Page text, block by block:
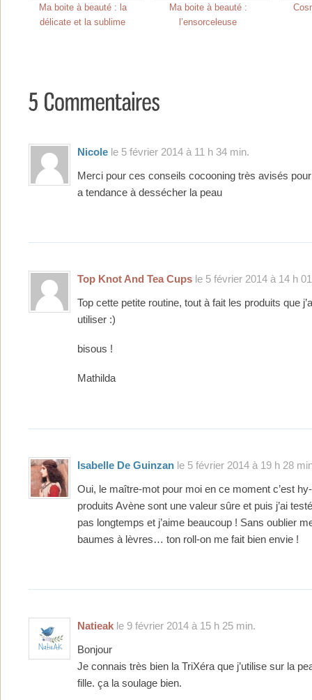
Ma boite à beauté : la
délicate et la sublime
Ma boite à beauté :
l’ensorceleuse
Nicole le 5 février 2014 à 11 h 34 min.
Merci pour ces conseils cocooning très avisés pour
a tendance à dessécher la peau
Top Knot And Tea Cups le 5 février 2014 à 14 h
Top cette petite routine, tout à fait les produits que
utiliser :)
bisous !
Mathilda
Isabelle De Guinzan le 5 février 2014 à 19 h 28
Oui, le maître-mot pour moi en ce moment c’est
produits Avène sont une valeur sûre et puis j’ai
pas longtemps et j’aime beaucoup ! Sans oublier
baumes à lèvres… ton roll-on me fait bien envie !
Natieak le 9 février 2014 à 15 h 25 min.
Bonjour
Je connais très bien la TriXéra que j’utilise sur la
fille. ça la soulage bien.